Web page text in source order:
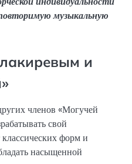
музыкальную
и
членов «Могучей
свой
форм и
насыщенной